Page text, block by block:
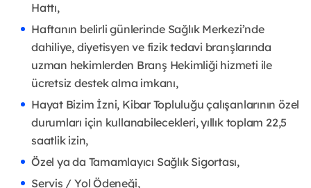
Hattı,
Haftanın belirli günlerinde Sağlık Merkezi’nde
dahiliye, diyetisyen ve fizik tedavi branşlarında
uzman hekimlerden Branş Hekimliği hizmeti ile
ücretsiz destek alma imkanı,
Hayat Bizim İzni, Kibar Topluluğu çalışanlarının özel
durumları için kullanabilecekleri, yıllık toplam 22,5
saatlik izin,
Özel ya da Tamamlayıcı Sağlık Sigortası,
Servis / Yol Ödeneği,